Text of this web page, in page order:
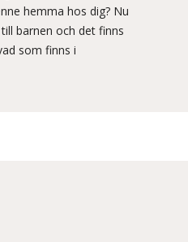
hemma hos dig? Nu
barnen och det finns
som finns i